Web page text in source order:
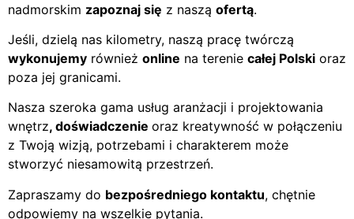
nadmorskim zapoznaj się z naszą ofertą.
Jeśli, dzielą nas kilometry, naszą pracę twórczą
wykonujemy również online na terenie całej Polski oraz
poza jej granicami.
Nasza szeroka gama usług aranżacji i projektowania
wnętrz, doświadczenie oraz kreatywność w połączeniu
z Twoją wizją, potrzebami i charakterem może
stworzyć niesamowitą przestrzeń.
Zapraszamy do bezpośredniego kontaktu, chętnie
odpowiemy na wszelkie pytania.